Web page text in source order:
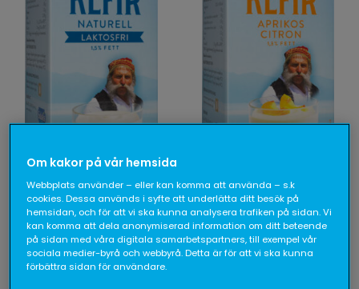
Salakis Laktosfri
Kefir Naturell 1,5%
Salakis Kefir
Aprikos Citron
Om kakor på vår hemsida
Webbplats använder – eller kan komma att använda – s.k
cookies. Dessa används i syfte att underlätta ditt besök på
hemsidan, och för att vi ska kunna analysera trafiken på sidan. Vi
kan komma att dela anonymiserad information om ditt beteende
på sidan med våra digitala samarbetspartners, till exempel vår
sociala medier-byrå och webbyrå. Detta är för att vi ska kunna
förbättra sidan för användare.